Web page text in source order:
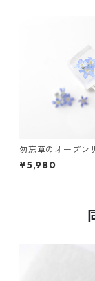
勿忘草のオープン
ーサイズ シルバー
ト 誕生日プレゼン
¥5,980